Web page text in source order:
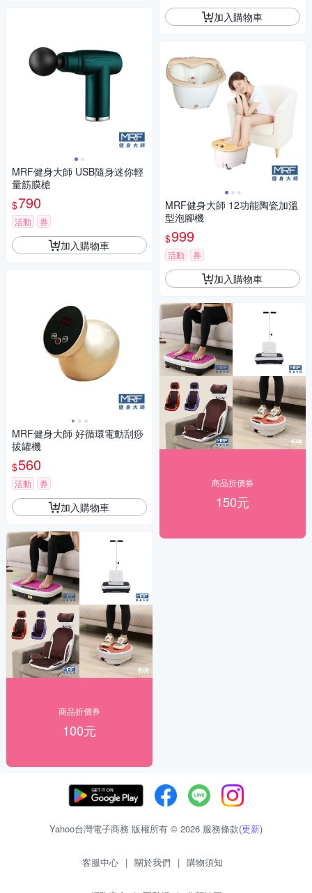
MRF健身大師 USB隨身迷你輕
量筋膜槍
$790
活動 券
加入購物車
MRF健身大師 好循環電動刮痧
拔罐機
$560
活動 券
加入購物車
商品折價券
100元
加入購物車
MRF健身大師 12功能陶瓷加溫
型泡腳機
$999
活動 券
加入購物車
商品折價券
150元
Yahoo台灣電子商務 版權所有 © 2026 服務條款(更新)
客服中心 | 關於我們 | 購物須知